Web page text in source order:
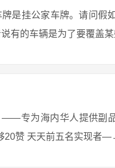
是挂公家车牌。请问假
有的车辆是为了要覆盖
专为海内华人提供副
20赞 天天前五名实现者